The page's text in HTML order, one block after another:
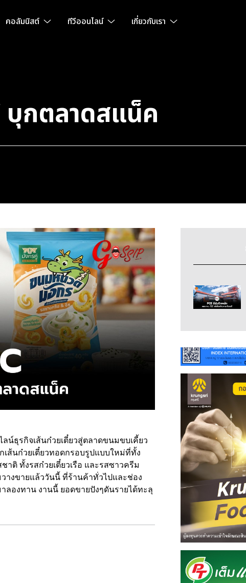
คอลัมนิสต์ ทีวีออนไลน์ เกี่ยวกับเรา
บุกตลาดสแน็ค
น์ธุรกิจเส้นก๋วยเตี๋ยวสู่ตลาดขนมขบเคี้ยว
ส้นก๋วยเตี๋ยวทอดกรอบรูปแบบใหม่ที่ทั้ง
ติ ทั้งรสก๋วยเตี๋ยวเรือ และรสซาวครีม
งขายแล้ววันนี้ ที่ร้านค้าทั่วไปและช่อง
ลองทาน งานนี้ ยอดขายปังๆดันรายได้ทะลุ